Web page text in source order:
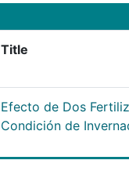
Title
Efecto de Dos
Condición de